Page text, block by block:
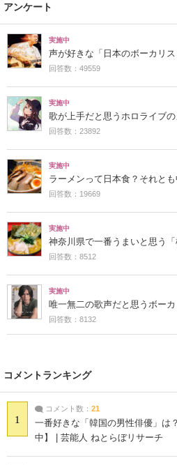
アンケート
実施中
声が好きな「日本のボーカリス
回答数：49559
実施中
歌が上手だと思うホロライブの
回答数：23892
実施中
ラーメンって日本食？それとも
回答数：19669
実施中
神奈川県で一番うまいと思う
回答数：8512
実施中
唯一無二の歌声だと思うボーカ
回答数：8132
コメントランキング
1
コメント数： 21
一番好きな「韓国の男性俳優」は
中】 | 芸能人 ねとらぼリサーチ